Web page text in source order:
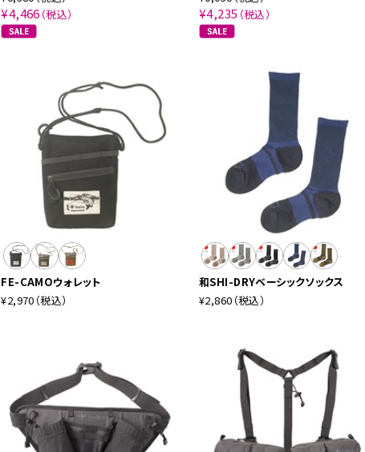
¥4,466 （税込） ¥4,235 （税込）
FE-CAMOウォレット
¥2,970 （税込）
和SHI-DRYベーシックソックス
¥2,860 （税込）